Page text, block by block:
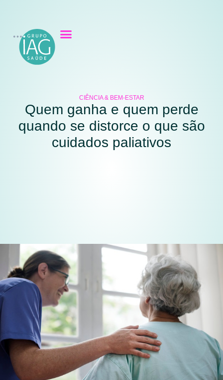
CIÊNCIA & BEM-ESTAR
Quem ganha e quem perde
quando se distorce o que são
cuidados paliativos